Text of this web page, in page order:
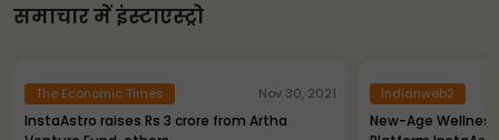
समाचार में इंस्टाएस्ट्रो
Indianweb2 Nov 30, 2021
New-Age Wellness & Spiritual Services
TechGraph
InstaAstro